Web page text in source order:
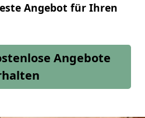
Angebot für Ihren
Angebote